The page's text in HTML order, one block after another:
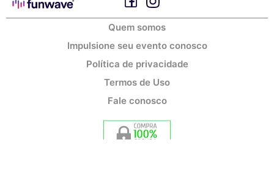
Quem somos
Impulsione seu evento conosco
Política de privacidade
Termos de Uso
Fale conosco